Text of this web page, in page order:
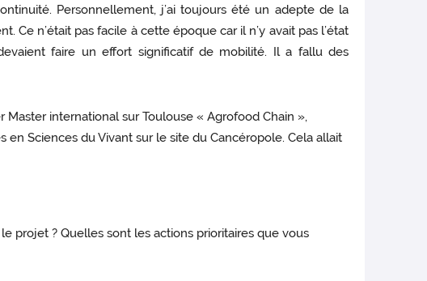
Personnellement, j’ai toujours été un adepte de la
n’était pas facile à cette époque car il n’y avait pas l’état
faire un effort significatif de mobilité. Il a fallu des
international sur Toulouse « Agrofood Chain »,
Sciences du Vivant sur le site du Cancéropole. Cela allait
projet ? Quelles sont les actions prioritaires que vous